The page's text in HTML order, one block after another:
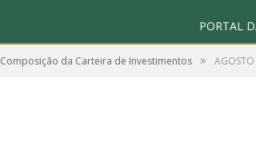
PORTAL
Composição da Carteira de Investimentos »